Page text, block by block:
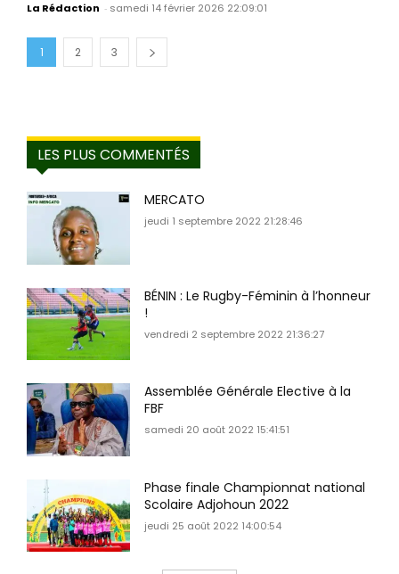
La Rédaction - samedi 14 février 2026 22:09:01
1 2 3
LES PLUS COMMENTÉS
MERCATO
jeudi 1 septembre 2022 21:28:46
BÉNIN : Le Rugby-Féminin à l’honneur
!
vendredi 2 septembre 2022 21:36:27
Assemblée Générale Elective à la
FBF
samedi 20 août 2022 15:41:51
Phase finale Championnat national
Scolaire Adjohoun 2022
jeudi 25 août 2022 14:00:54